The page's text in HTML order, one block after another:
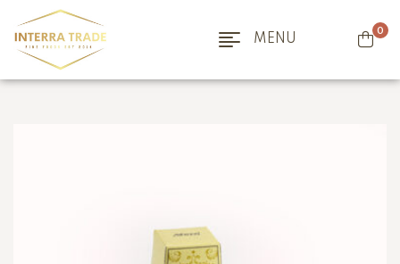
MENU
0